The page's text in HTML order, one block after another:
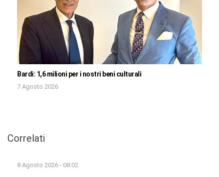
Bardi: 1,6 milioni per i nostri beni culturali
7 Agosto 2026
Correlati
8 Agosto 2026 - 08:02